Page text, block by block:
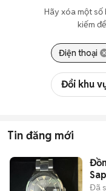
Hãy xóa một số
kiếm
Điện thoại
Đổi khu
Tin đăng mới
Đã